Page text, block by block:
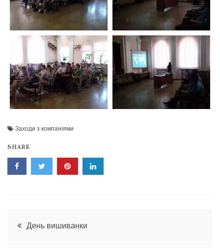
Заходи з компаніями
SHARE
Навігація
День вишиванки